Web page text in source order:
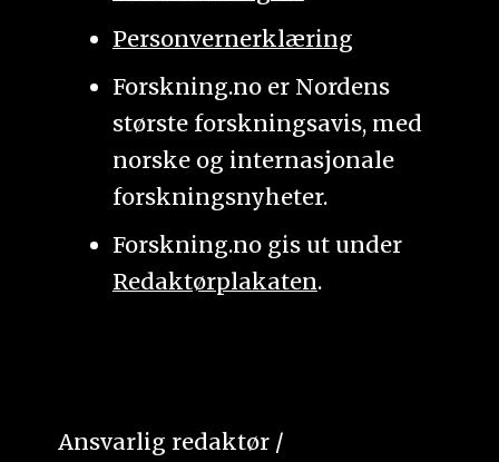
Personvernerklæring
Forskning.no er Nordens
største forskningsavis, med
norske og internasjonale
forskningsnyheter.
Forskning.no gis ut under
Redaktørplakaten.
Ansvarlig redaktør /